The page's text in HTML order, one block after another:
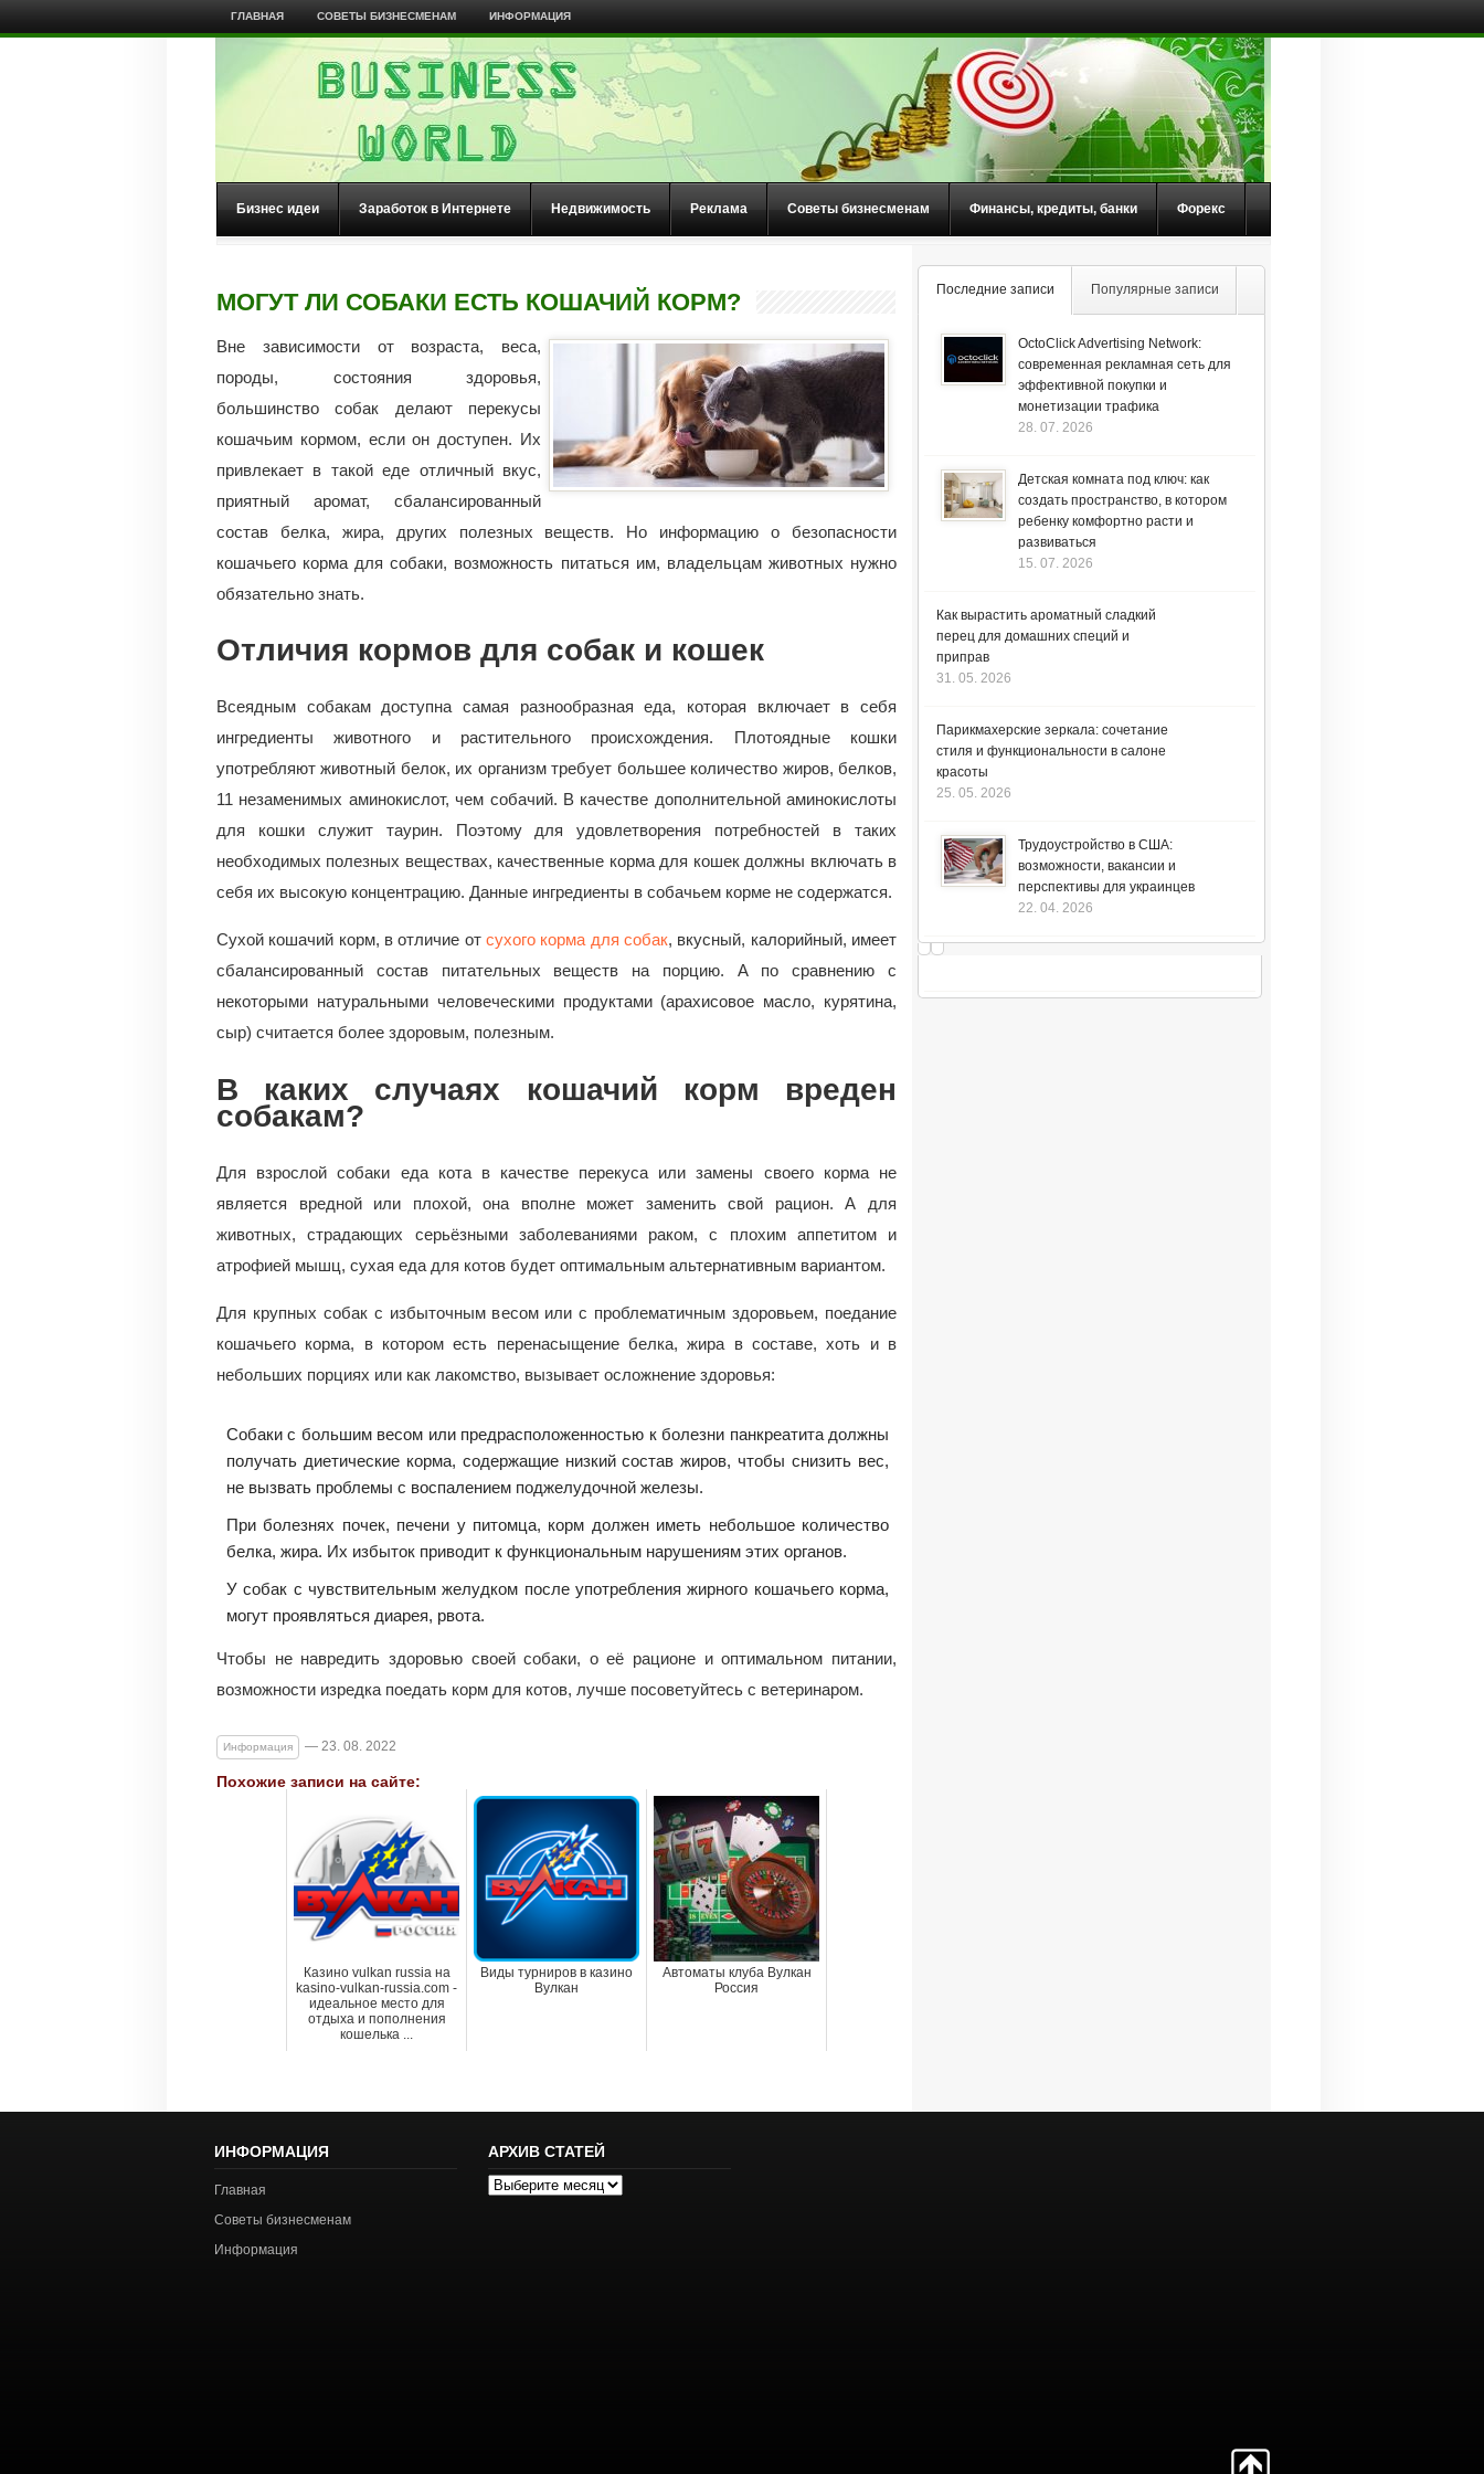
ГЛАВНАЯ СОВЕТЫ БИЗНЕСМЕНАМ ИНФОРМАЦИЯ
Бизнес идеи Заработок в Интернете Недвижимость Реклама Советы бизнесменам Финансы, кредиты, банки Форекс
МОГУТ ЛИ СОБАКИ ЕСТЬ КОШАЧИЙ КОРМ?
Вне зависимости от возраста, веса,
породы, состояния здоровья,
большинство собак делают перекусы
кошачьим кормом, если он доступен. Их
привлекает в такой еде отличный вкус,
приятный аромат, сбалансированный
состав белка, жира, других полезных веществ. Но информацию о безопасности
кошачьего корма для собаки, возможность питаться им, владельцам животных нужно
обязательно знать.
Отличия кормов для собак и кошек
Всеядным собакам доступна самая разнообразная еда, которая включает в себя
ингредиенты животного и растительного происхождения. Плотоядные кошки
употребляют животный белок, их организм требует большее количество жиров, белков,
11 незаменимых аминокислот, чем собачий. В качестве дополнительной аминокислоты
для кошки служит таурин. Поэтому для удовлетворения потребностей в таких
необходимых полезных веществах, качественные корма для кошек должны включать в
себя их высокую концентрацию. Данные ингредиенты в собачьем корме не содержатся.
Сухой кошачий корм, в отличие от сухого корма для собак, вкусный, калорийный, имеет
сбалансированный состав питательных веществ на порцию. А по сравнению с
некоторыми натуральными человеческими продуктами (арахисовое масло, курятина,
сыр) считается более здоровым, полезным.
В каких случаях кошачий корм вреден
собакам?
Для взрослой собаки еда кота в качестве перекуса или замены своего корма не
является вредной или плохой, она вполне может заменить свой рацион. А для
животных, страдающих серьёзными заболеваниями раком, с плохим аппетитом и
атрофией мышц, сухая еда для котов будет оптимальным альтернативным вариантом.
Для крупных собак с избыточным весом или с проблематичным здоровьем, поедание
кошачьего корма, в котором есть перенасыщение белка, жира в составе, хоть и в
небольших порциях или как лакомство, вызывает осложнение здоровья:
Собаки с большим весом или предрасположенностью к болезни панкреатита должны
получать диетические корма, содержащие низкий состав жиров, чтобы снизить вес,
не вызвать проблемы с воспалением поджелудочной железы.
При болезнях почек, печени у питомца, корм должен иметь небольшое количество
белка, жира. Их избыток приводит к функциональным нарушениям этих органов.
У собак с чувствительным желудком после употребления жирного кошачьего корма,
могут проявляться диарея, рвота.
Чтобы не навредить здоровью своей собаки, о её рационе и оптимальном питании,
возможности изредка поедать корм для котов, лучше посоветуйтесь с ветеринаром.
Информация — 23. 08. 2022
Похожие записи на сайте:
Казино vulkan russia на
kasino-vulkan-russia.com -
идеальное место для
отдыха и пополнения
кошелька ...
Виды турниров в казино
Вулкан
Автоматы клуба Вулкан
Россия
Последние записи Популярные записи
OctoClick Advertising Network:
современная рекламная сеть для
эффективной покупки и
монетизации трафика
28. 07. 2026
Детская комната под ключ: как
создать пространство, в котором
ребенку комфортно расти и
развиваться
15. 07. 2026
Как вырастить ароматный сладкий
перец для домашних специй и
приправ
31. 05. 2026
Парикмахерские зеркала: сочетание
стиля и функциональности в салоне
красоты
25. 05. 2026
Трудоустройство в США:
возможности, вакансии и
перспективы для украинцев
22. 04. 2026
ИНФОРМАЦИЯ
Главная
Советы бизнесменам
Информация
АРХИВ СТАТЕЙ
Архив